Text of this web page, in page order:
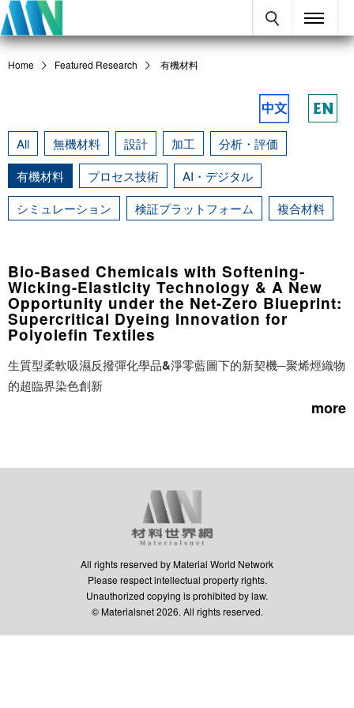
Home Featured Research 有機材料
All 無機材料 設計 加工
分析・評価
有機材料
プロセス技術
AI・デジタル
シミュレーション
検証プラットフォーム 複合材料
Bio-Based Chemicals with Softening-
Wicking-Elasticity Technology & A New
Opportunity under the Net-Zero Blueprint:
Supercritical Dyeing Innovation for
Polyolefin Textiles
生質型柔軟吸濕反撥彈化學品&淨零藍圖下的新契機─聚烯烴織物
的超臨界染色創新
more
All rights reserved by Material World Network
Please respect intellectual property rights.
Unauthorized copying is prohibited by law.
© Materialsnet 2026. All rights reserved.